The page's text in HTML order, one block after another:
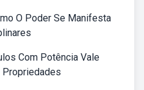
O Poder Se Manifesta
Com Potência Vale
Propriedades